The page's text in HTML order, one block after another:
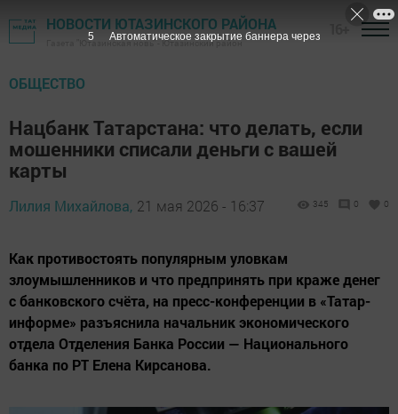
НОВОСТИ ЮТАЗИНСКОГО РАЙОНА
Газета "Ютазинская новь" - Ютазинский район
ОБЩЕСТВО
Нацбанк Татарстана: что делать, если
мошенники списали деньги с вашей
карты
Лилия Михайлова, 21 мая 2026 - 16:37 345 0 0
Как противостоять популярным уловкам
злоумышленников и что предпринять при краже денег
с банковского счёта, на пресс-конференции в «Татар-
информе» разъяснила начальник экономического
отдела Отделения Банка России — Национального
банка по РТ Елена Кирсанова.
4 Автоматическое закрытие баннера через